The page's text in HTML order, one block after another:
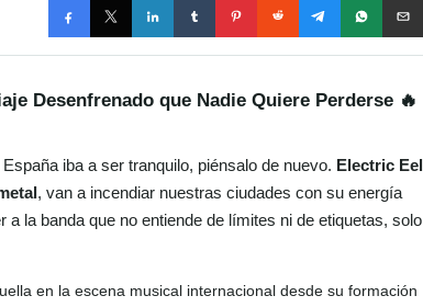
Desenfrenado que Nadie Quiere Perderse 🔥
iba a ser tranquilo, piénsalo de nuevo. Electric Eel
, van a incendiar nuestras ciudades con su energía
a la banda que no entiende de límites ni de etiquetas, solo
en la escena musical internacional desde su formación